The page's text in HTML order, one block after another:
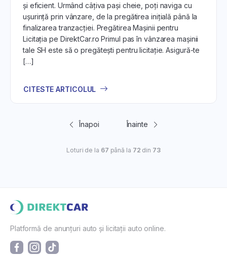
și eficient. Urmând câțiva pași cheie, poți naviga cu
ușurință prin vânzare, de la pregătirea inițială până la
finalizarea tranzacției. Pregătirea Mașinii pentru
Licitația pe DirektCar.ro Primul pas în vânzarea mașinii
tale SH este să o pregătești pentru licitație. Asigură-te
[…]
CITESTE ARTICOLUL
Înapoi Înainte
Loturi de la 67 până la 72 din 73
Platformă de anunțuri auto și licitații auto online.